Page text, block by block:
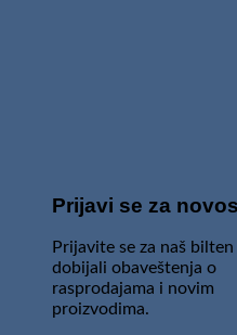
Prijavi se za
Prijavite se za naš
dobijali obaveštenja o
rasprodajama i novim
proizvodima.